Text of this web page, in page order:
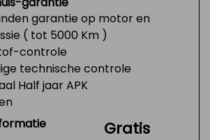
garantie op motor en
( tot 5000 Km )
controle
technische controle
Half jaar APK
4 vol
Gratis